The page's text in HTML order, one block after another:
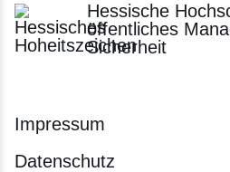
Hessische
öffentliches
Sicherheit
Impressum
Datenschutz